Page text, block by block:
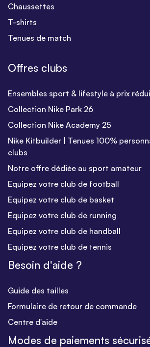
Chaussettes
T-shirts
Tenues de match
Offres clubs
Ensembles sport & lifestyle à prix
Collection Nike Park 26
Collection Nike Academy 25
Nike Kitbuilder | Tenues 100%
clubs
Notre offre dédiée au sport amateur
Equipez votre club de football
Equipez votre club de basket
Equipez votre club de running
Equipez votre club de handball
Equipez votre club de tennis
Besoin d'aide ?
Guide des tailles
Formulaire de retour de commande
Centre d'aide
Modes de paiements